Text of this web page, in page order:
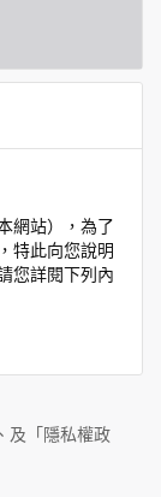
網站），為了
特此向您說明
您詳閱下列內
使用網站服務
或參與管理的
及「隱私權政